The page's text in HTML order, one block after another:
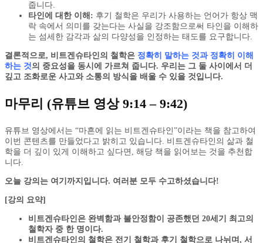
줍니다.
타인에 대한 이해: 후기 철학은 우리가 사용하는 언어가 항상 맥
락 속에서 의미를 갖는다는 사실을 강조함으로써 타인을 이해하
는 섬세한 감각과 삶의 다양성을 인정하는 태도를 요구합니다.
결론적으로, 비트겐슈타인의 철학은 정확히 말하는 것과 정확히 이해
하는 것의 중요성을 동시에 가르쳐 줍니다. 우리는 그 둘 사이에서 더
깊고 조화로운 사고와 소통의 방식을 배울 수 있을 것입니다.
마무리 (유튜브 영상 9:14 – 9:42)
유튜브 영상에서는 “마흔에 읽는 비트겐슈타인”이라는 책을 참고하여
이번 콘텐츠를 만들었다고 밝히고 있습니다. 비트겐슈타인의 삶과 철
학을 더 깊이 있게 이해하고 싶다면, 해당 책을 읽어보는 것을 추천합
니다.
오늘 강의는 여기까지입니다. 여러분 모두 수고하셨습니다!
[강의 요약]
비트겐슈타인은 완벽함과 불안정함이 공존했던 20세기 최고의
철학자 중 한 명이다.
비트겐슈타인의 철학은 전기 철학과 후기 철학으로 나뉘며, 서